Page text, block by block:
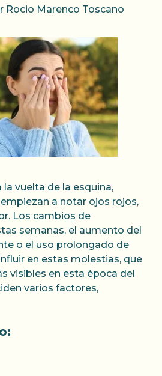
Rocio Marenco Toscano
la vuelta de la esquina,
a notar ojos rojos,
Los cambios de
semanas, el aumento del
o el uso prolongado de
en estas molestias, que
visibles en esta época del
varios factores,